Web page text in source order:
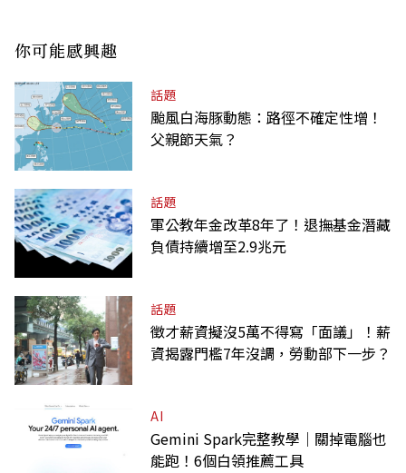
你可能感興趣
話題
颱風白海豚動態：路徑不確定性增！
父親節天氣？
話題
軍公教年金改革8年了！退撫基金潛藏
負債持續增至2.9兆元
話題
徵才薪資擬沒5萬不得寫「面議」！薪
資揭露門檻7年沒調，勞動部下一步？
AI
Gemini Spark完整教學｜關掉電腦也
能跑！6個白領推薦工具